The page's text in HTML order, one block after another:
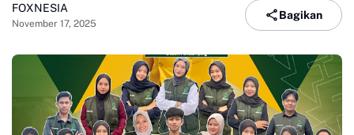
FOXNESIA
November 17, 2025
Bagikan